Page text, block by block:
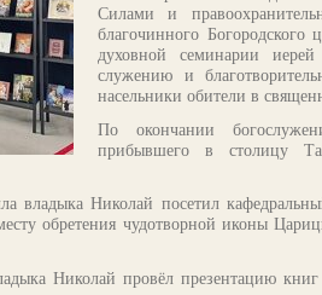
Силами и
благочинного Богородского
духовной семинарии
служению и
насельники обители в
По окончании
прибывшего в столицу
владыка Николай посетил
обретения чудотворной иконы
Николай провёл презентацию